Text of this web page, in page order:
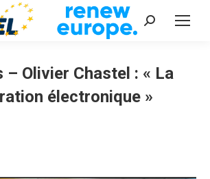
Recherche
– Olivier Chastel : « La
électronique »